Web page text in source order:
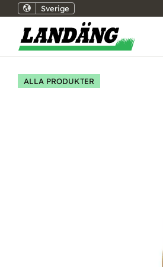
Sverige
ALLA PRODUKTER